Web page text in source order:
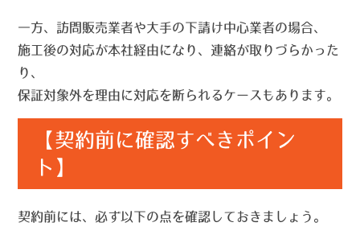
一方、 訪問販売業者や大手の下請け中心業者の場合、
施工後の対応が本社経由になり、連絡が取りづらかった
り、
保証対象外を理由に対応を断られるケースもあります。
【契約前に確認すべきポイン
ト】
契約前には、必ず以下の点を確認しておきましょう。